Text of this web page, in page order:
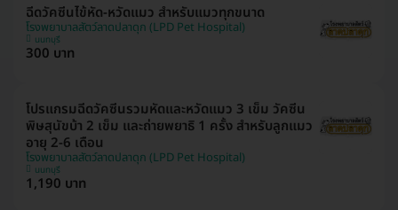
ฉีดวัคซีนไข้หัด-หวัดแมว สำหรับแมวทุกขนาด
โรงพยาบาลสัตว์ลาดปลาดุก (LPD Pet Hospital)
นนทบุรี
300 บาท
โปรแกรมฉีดวัคซีนรวมหัดและหวัดแมว 3 เข็ม วัคซีน
พิษสุนัขบ้า 2 เข็ม และถ่ายพยาธิ 1 ครั้ง สำหรับลูกแมว
อายุ 2-6 เดือน
โรงพยาบาลสัตว์ลาดปลาดุก (LPD Pet Hospital)
นนทบุรี
1,190 บาท